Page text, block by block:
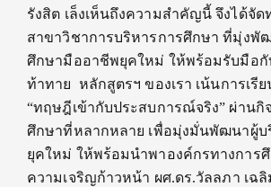
รังสิต เล็งเห็นถึงความสำคัญนี้ จึงได้จั
สาขาวิชาการบริหารการศึกษา ที่มุ่งพั
ศึกษามืออาชีพยุคใหม่ ให้พร้อมรับมือกั
ท้าทาย หลักสูตรฯ ของเรา เน้นการเรี
“ทฤษฎีเข้ากับประสบการณ์จริง” ผ่าน
ศึกษาที่หลากหลาย เพื่อมุ่งมั่นพัฒนาผู้บ
ยุคใหม่ ให้พร้อมนำพาองค์กรทางการ
ความเจริญก้าวหน้า ผศ.ดร.วัลลภา เฉลิ